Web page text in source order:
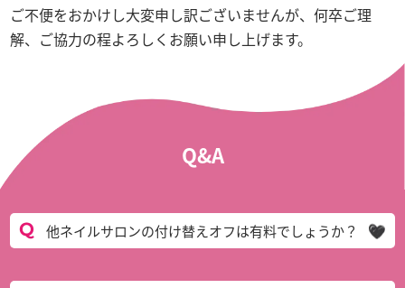
ご不便をおかけし大変申し訳ございませんが、何卒ご理
解、ご協力の程よろしくお願い申し上げます。
Q&A
他ネイルサロンの付け替えオフは有料でしょうか？